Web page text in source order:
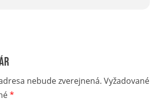
nebude zverejnená. Vyžadované
*